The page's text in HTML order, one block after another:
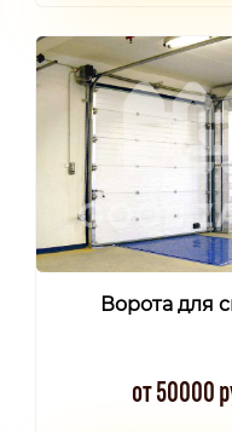
Ворота для
от 50000